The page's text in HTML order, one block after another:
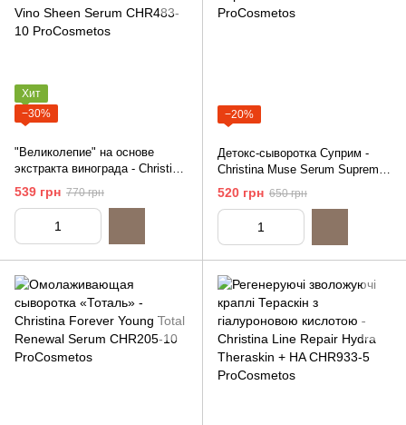
Хит
−30%
"Великолепие" на основе
экстракта винограда - Christina
Chateau de Beaute Vino Sheen
Serum, 10ml (распив)
539 грн 770 грн
−20%
Детокс-сыворотка Суприм -
Christina Muse Serum Supreme,
10ml (распив)
520 грн 650 грн